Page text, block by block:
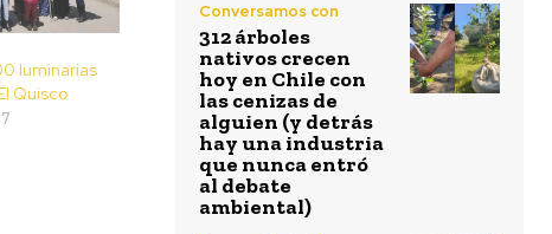
luminarias
Quisco
Conversamos con
312 árboles
nativos crecen
hoy en Chile con
las cenizas de
alguien (y detrás
hay una industria
que nunca entró
al debate
ambiental)